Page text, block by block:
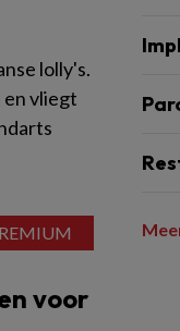
lolly's.
vliegt
voor